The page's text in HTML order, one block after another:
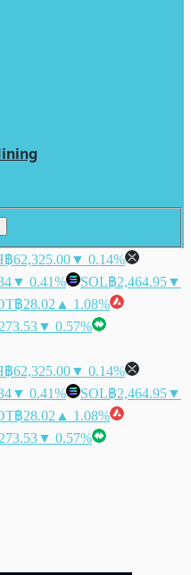
฿62,325.00▼ 0.14%
▼ 0.41% SOL฿2,464.95▼
฿28.02 ▲ 1.08%
▼ 0.57%
฿62,325.00▼ 0.14%
▼ 0.41% SOL฿2,464.95▼
฿28.02 ▲ 1.08%
▼ 0.57%